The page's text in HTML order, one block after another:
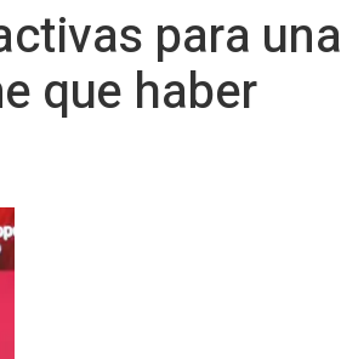
para una
que haber